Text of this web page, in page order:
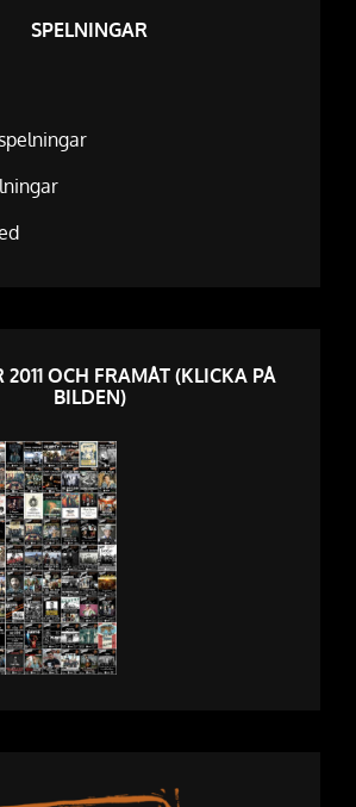
(FBG)
SPELNINGAR
2011 OCH FRAMÅT (KLICKA PÅ
BILDEN)